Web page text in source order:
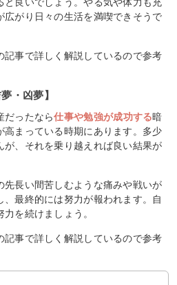
と良いでしょう。やる気や体力も充
がり日々の生活を満喫できそうで
事で詳しく解説しているので参考
・凶夢】
だったなら仕事や勉強が成功する暗
まっている時期にあります。多少
、それを乗り越えれば良い結果が
先長い間苦しむような痛みや戦いが
最終的には努力が報われます。自
を続けましょう。
記事で詳しく解説しているので参考